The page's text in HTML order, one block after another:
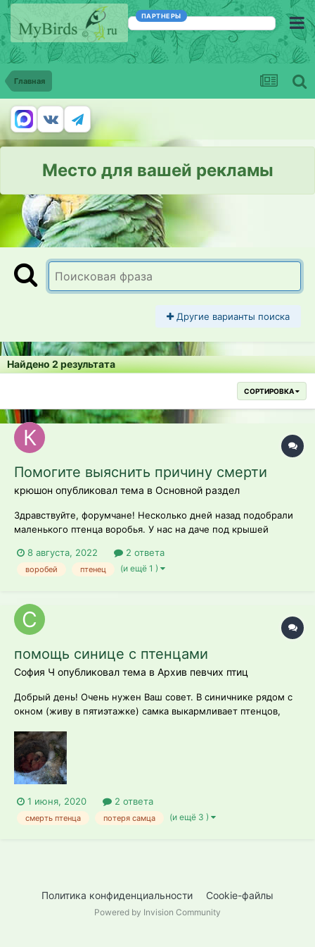
ПАРТНЕРЫ
Главная
Место для вашей рекламы
Другие варианты поиска
Найдено 2 результата
СОРТИРОВКА
Помогите выяснить причину смерти
крюшон опубликовал тема в Основной раздел
Здравствуйте, форумчане! Несколько дней назад подобрали
маленького птенца воробья. У нас на даче под крышей
пустое пространство, в которое и провалился один
маленький птенец, попав прямо на подоконник в коробку с
8 августа, 2022 2 ответа
воробей птенец (и ещё 1 )
помощь синице с птенцами
София Ч опубликовал тема в Архив певчих птиц
Добрый день! Очень нужен Ваш совет. В синичнике рядом с
окном (живу в пятиэтажке) самка выкармливает птенцов,
одна без самца (неизвестно что с ним). Уже одного мертвого
птенца мы увидели, всего осталось 6 птенцов в живых.
Боюсь, одна она...
1 июня, 2020 2 ответа
смерть птенца потеря самца (и ещё 3 )
Политика конфиденциальности Cookie-файлы
Powered by Invision Community